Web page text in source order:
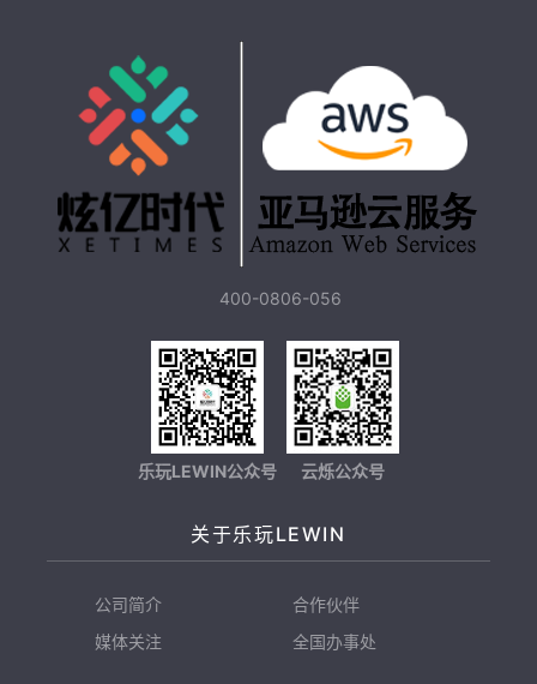
400-0806-056
乐玩LEWIN公众号 云烁公众号
关于乐玩LEWIN
公司简介
合作伙伴
媒体关注
全国办事处